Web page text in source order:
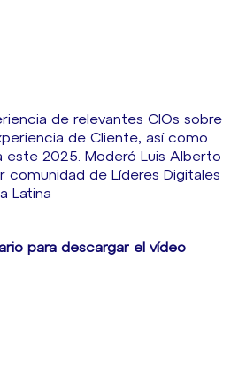
de relevantes CIOs sobre
de Cliente, así como
este 2025. Moderó Luis Alberto
comunidad de Líderes Digitales
Latina
para descargar el vídeo